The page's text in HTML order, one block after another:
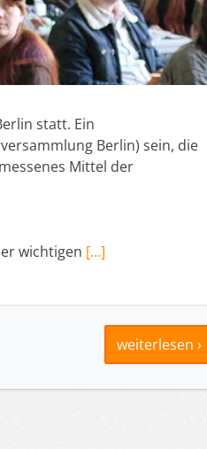
statt. Ein
Berlin) sein, die
Mittel der
wichtigen […]
weiterlesen ›